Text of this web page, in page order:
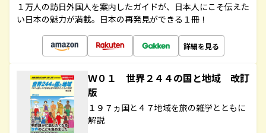
１万人の訪日外国人を案内したガイドが、日本人にこそ伝えた
い日本の魅力が満載。日本の再発見ができる１冊！
詳細を見る
Ｗ０１ 世界２４４の国と地域 改訂
版
１９７ヵ国と４７地域を旅の雑学とともに
解説